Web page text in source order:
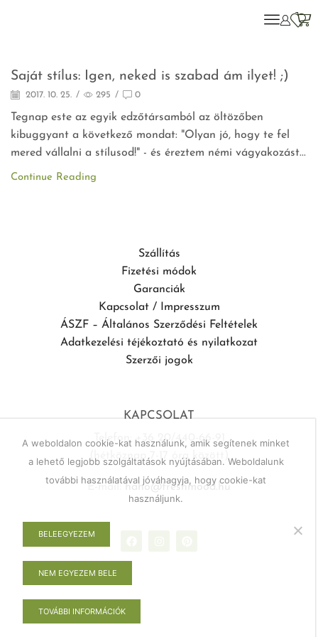
Motiváció
Saját stílus: Igen, neked is szabad ám ilyet! ;)
2017. 10. 25. / 295 / 0
Tegnap este az egyik edzőtársamból az öltözőben
kibuggyant a következő mondat: "Olyan jó, hogy te fel
mered vállalni a stílusod!" - és éreztem némi vágyakozást...
Continue Reading
Szállítás
Fizetési módok
Garanciák
Kapcsolat / Impresszum
ÁSZF – Általános Szerződési Feltételek
Adatkezelési téjékoztató és nyilatkozat
Szerzői jogok
KAPCSOLAT
Telefon: +36 20/440-66-91
(hétköznap 7-17 óra között)
E-mail:haho@freshmood.hu
A weboldalon cookie-kat használunk, amik segítenek minket
a lehető legjobb szolgáltatások nyújtásában. Weboldalunk
további használatával jóváhagyja, hogy cookie-kat
használjunk.
BELEEGYEZEM
NEM EGYEZEM BELE
TOVÁBBI INFORMÁCIÓK